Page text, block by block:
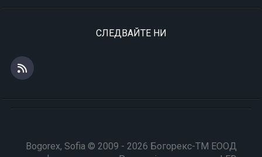
СЛЕДВАЙТЕ НИ
Bogorex, Sofia © 2009 - 2026 Богорекс-ТМ ЕООД